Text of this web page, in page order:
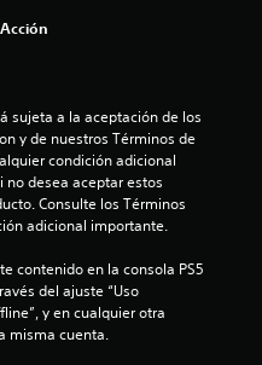
Acción
sujeta a la aceptación de los
y de nuestros Términos de
condición adicional
no desea aceptar estos
Consulte los Términos
adicional importante.
contenido en la consola PS5
del ajuste “Uso
y en cualquier otra
misma cuenta.